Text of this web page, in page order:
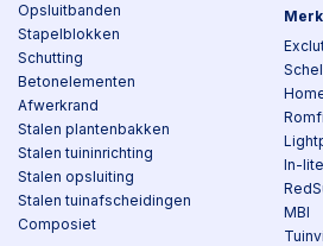
Opsluitbanden
Stapelblokken
Schutting
Betonelementen
Afwerkrand
Stalen plantenbakken
Stalen tuininrichting
Stalen opsluiting
Stalen tuinafscheidingen
Composiet
In-lite
MBI